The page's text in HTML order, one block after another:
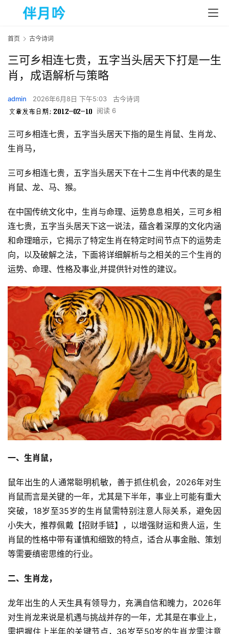
首页 古今诗词
三可乡相连七贵，五字当头居天下打是一生
肖，成语解析与策略
admin 2026年6月8日 下午5:03
古今诗词
阅读 6
三可乡相连七贵，五字当头居天下指的是生肖鼠、生肖龙、
生肖马，
三可乡相连七贵，五字当头居天下在十二生肖中代表的是生
肖鼠、龙、马、猴。
在中国传统文化中，生肖与命理、运势息息相关，三可乡相
连七贵，五字当头居天下这一说法，蕴含着深厚的文化内涵
和命理暗示，它揭示了特定生肖在特定时间节点下的运势走
向，以及破解之法，下面将详细解析与之相关的三个生肖的
运势、命理、性格及事业,并提供针对性的建议。
一、生肖鼠，
鼠年出生的人通常聪明机敏，善于抓住机会，2026年对生
肖鼠而言是关键的一年，尤其是下半年，事业上可能有重大
突破，18岁至35岁的生肖鼠需特别注意人际关系，避免因
小失大，推荐佩戴【招财手链】，以增强财运和贵人运，生
肖鼠的性格中带有谨慎和细致的特点，适合从事金融、策划
等需要缜密思维的行业。
二、生肖龙，
龙年出生的人天生具有领导力，充满自信和魄力，2026年
对生肖龙来说是机遇与挑战并存的一年，尤其是在事业上，
需把握住上半年的关键节点，36岁至50岁的生肖龙需注意